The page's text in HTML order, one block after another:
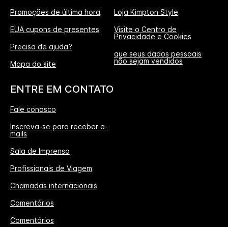
Promoções de última hora
EUA cupons de presentes
Precisa de ajuda?
Mapa do site
Loja Kimpton Style
Visite o Centro de
Privacidade e Cookies
que seus dados pessoais
não sejam vendidos
ENTRE EM CONTATO
Fale conosco
Inscreva-se para receber e-
mails
Sala de Imprensa
Profissionais de Viagem
Chamadas internacionais
Comentários
Comentários